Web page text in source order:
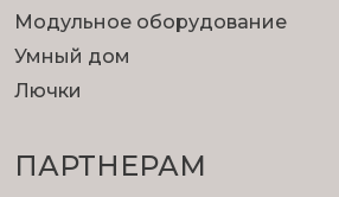
Модульное оборудование
Умный дом
Лючки
ПАРТНЕРАМ